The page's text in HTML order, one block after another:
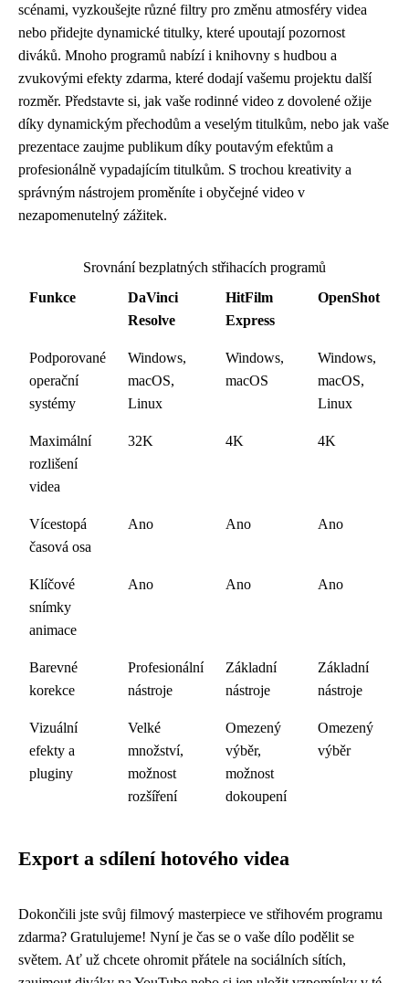
scénami, vyzkoušejte různé filtry pro změnu atmosféry videa
nebo přidejte dynamické titulky, které upoutají pozornost
diváků. Mnoho programů nabízí i knihovny s hudbou a
zvukovými efekty zdarma, které dodají vašemu projektu další
rozměr. Představte si, jak vaše rodinné video z dovolené ožije
díky dynamickým přechodům a veselým titulkům, nebo jak vaše
prezentace zaujme publikum díky poutavým efektům a
profesionálně vypadajícím titulkům. S trochou kreativity a
správným nástrojem proměníte i obyčejné video v
nezapomenutelný zážitek.
Srovnání bezplatných střihacích programů
Funkce
DaVinci
Resolve
HitFilm
Express
OpenShot
Podporované
operační
systémy
Windows,
macOS,
Linux
Windows,
macOS
Windows,
macOS,
Linux
Maximální
rozlišení
videa
32K 4K 4K
Vícestopá
časová osa
Ano Ano Ano
Klíčové
snímky
animace
Ano Ano Ano
Barevné
korekce
Profesionální
nástroje
Základní
nástroje
Základní
nástroje
Vizuální
efekty a
pluginy
Velké
množství,
možnost
rozšíření
Omezený
výběr,
možnost
dokoupení
Omezený
výběr
Export a sdílení hotového videa
Dokončili jste svůj filmový masterpiece ve střihovém programu
zdarma? Gratulujeme! Nyní je čas se o vaše dílo podělit se
světem. Ať už chcete ohromit přátele na sociálních sítích,